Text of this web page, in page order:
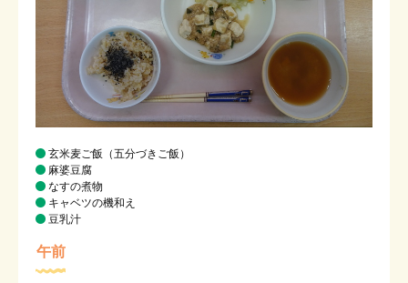
玄米麦ご飯（五分づきご飯）
麻婆豆腐
なすの煮物
キャベツの機和え
豆乳汁
午前